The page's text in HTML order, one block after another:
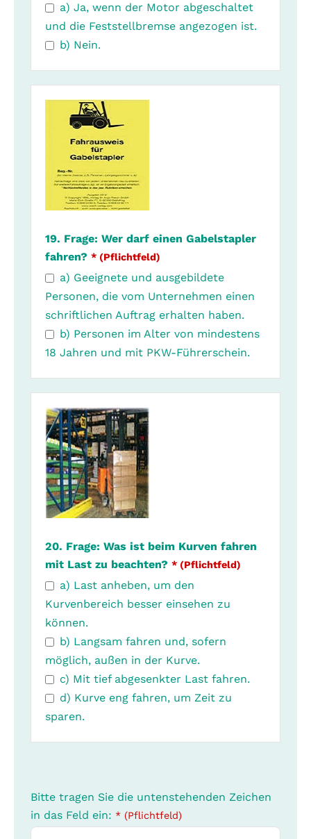
a) Ja, wenn der Motor abgeschaltet
und die Feststellbremse angezogen ist.
b) Nein.
19. Frage: Wer darf einen Gabelstapler
fahren? * (Pflichtfeld)
a) Geeignete und ausgebildete
Personen, die vom Unternehmen einen
schriftlichen Auftrag erhalten haben.
b) Personen im Alter von mindestens
18 Jahren und mit PKW-Führerschein.
20. Frage: Was ist beim Kurven fahren
mit Last zu beachten? * (Pflichtfeld)
a) Last anheben, um den
Kurvenbereich besser einsehen zu
können.
b) Langsam fahren und, sofern
möglich, außen in der Kurve.
c) Mit tief abgesenkter Last fahren.
d) Kurve eng fahren, um Zeit zu
sparen.
Bitte tragen Sie die untenstehenden Zeichen
in das Feld ein: * (Pflichtfeld)